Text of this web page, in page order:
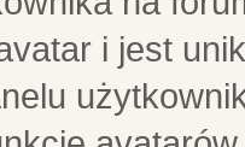
i jest